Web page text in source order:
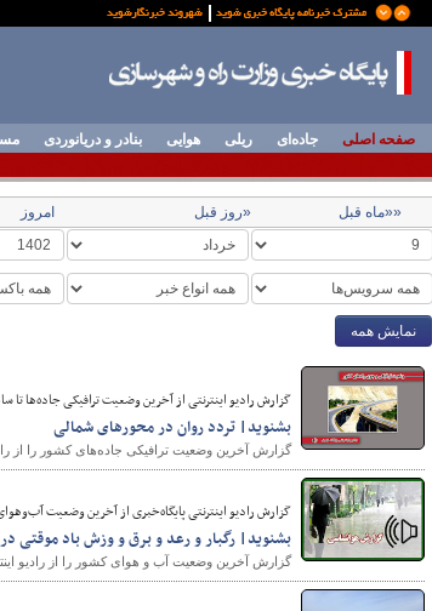
صفحه اصلی جاده‌ای ریلی هوایی بنادر و دریانوردی
««ماه قبل «روز قبل امروز
نمایش همه
گزارش رادیو اینترنتی از آخرین وضعیت ترافیکی جاده‌ها تا ساعت ۹ نهم
بشنوید| تردد روان در محورهای شمالی
گزارش آخرین وضعیت ترافیکی جاده‌های کشور را از
گزارش رادیو اینترنتی پایگاه‌خبری از آخرین وضعیت
بشنوید| رگبار و رعد و برق و وزش باد موقتی
گزارش آخرین وضعیت آب و هوای کشور را از رادیو